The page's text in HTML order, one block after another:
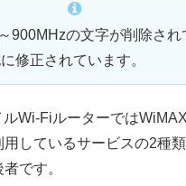
900MHzの文字が削除され
修正されています。
Wi-Fiルーターでは
しているサービスの2種
です。